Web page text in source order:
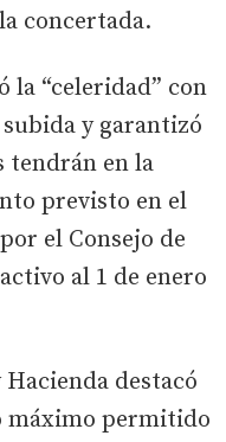
concertada.
la “celeridad” con
y garantizó
tendrán en la
previsto en el
el Consejo de
al 1 de enero
destacó
máximo permitido